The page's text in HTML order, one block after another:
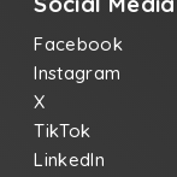
Facebook
Instagram
X
TikTok
LinkedIn